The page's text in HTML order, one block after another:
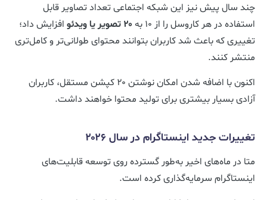
چند سال پیش نیز این شبکه اجتماعی تعداد تصاویر قابل
استفاده در هر کاروسل را از ۱۰ به
۲۰ تصویر یا ویدئو
افزایش داد؛
تغییری که باعث شد کاربران بتوانند محتوای طولانی‌تر و کامل‌تری
منتشر کنند.
اکنون با اضافه شدن امکان نوشتن ۲۰ کپشن مستقل، کاربران
آزادی بسیار بیشتری برای تولید محتوا خواهند داشت.
تغییرات جدید اینستاگرام در سال ۲۰۲۶
متا در ماه‌های اخیر به‌طور گسترده روی توسعه قابلیت‌های
اینستاگرام سرمایه‌گذاری کرده است.